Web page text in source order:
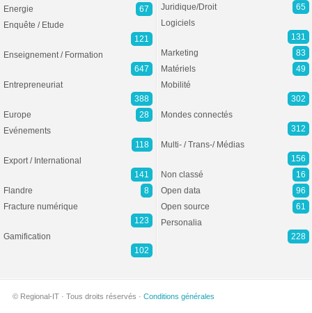
Energie
67
Enquête / Etude
121
Enseignement / Formation
647
Entrepreneuriat
388
Europe
28
Evénements
118
Export / International
141
Flandre
8
Fracture numérique
123
Gamification
102
Juridique/Droit
65
Logiciels
131
Marketing
83
Matériels
49
Mobilité
302
Mondes connectés
312
Multi- / Trans-/ Médias
156
Non classé
16
Open data
96
Open source
61
Personalia
228
© Regional-IT · Tous droits réservés · Conditions générales